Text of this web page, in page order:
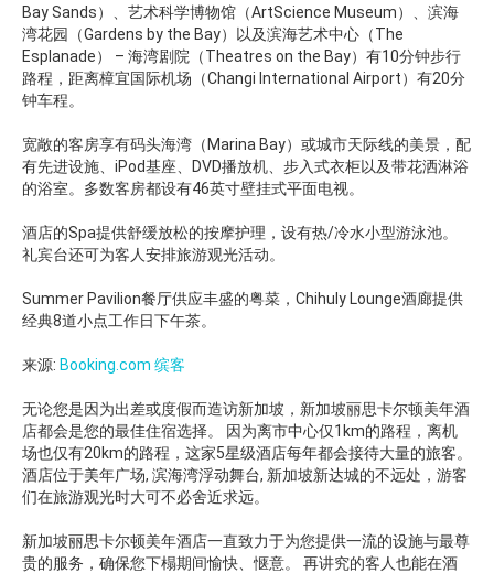
Bay Sands）、艺术科学博物馆（ArtScience Museum）、滨海
湾花园（Gardens by the Bay）以及滨海艺术中心（The
Esplanade） – 海湾剧院（Theatres on the Bay）有10分钟步行
路程，距离樟宜国际机场（Changi International Airport）有20分
钟车程。
宽敞的客房享有码头海湾（Marina Bay）或城市天际线的美景，配
有先进设施、iPod基座、DVD播放机、步入式衣柜以及带花洒淋浴
的浴室。多数客房都设有46英寸壁挂式平面电视。
酒店的Spa提供舒缓放松的按摩护理，设有热/冷水小型游泳池。
礼宾台还可为客人安排旅游观光活动。
Summer Pavilion餐厅供应丰盛的粤菜，Chihuly Lounge酒廊提供
经典8道小点工作日下午茶。
来源: Booking.com 缤客
无论您是因为出差或度假而造访新加坡，新加坡丽思卡尔顿美年酒
店都会是您的最佳住宿选择。 因为离市中心仅1km的路程，离机
场也仅有20km的路程，这家5星级酒店每年都会接待大量的旅客。
酒店位于美年广场, 滨海湾浮动舞台, 新加坡新达城的不远处，游客
们在旅游观光时大可不必舍近求远。
新加坡丽思卡尔顿美年酒店一直致力于为您提供一流的设施与最尊
贵的服务，确保您下榻期间愉快、惬意。 再讲究的客人也能在酒